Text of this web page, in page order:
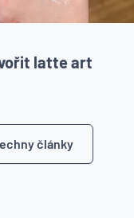
latte art
články